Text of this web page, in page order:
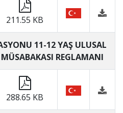
211.55 KB
11-12 YAŞ ULUSAL
MÜSABAKASI REGLAMANI
288.65 KB